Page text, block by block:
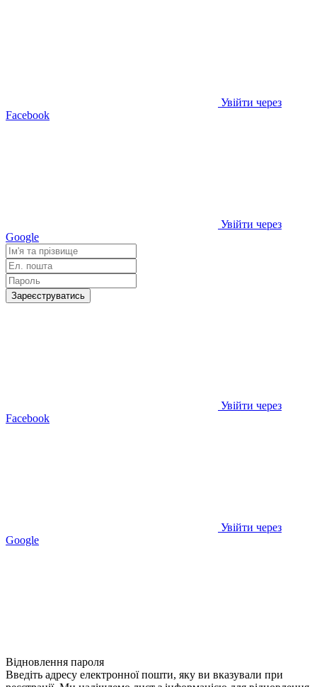
Увійти через
Facebook
Увійти через
Google
Зареєструватись
Увійти через
Facebook
Увійти через
Google
Відновлення пароля
Введіть адресу електронної пошти, яку ви вказували при